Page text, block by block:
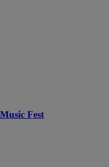
Fest